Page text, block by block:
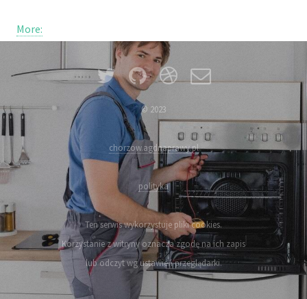
More:
© 2023
chorzow.agdnaprawy.pl
polityka
Ten serwis wykorzystuje pliki cookies.
Korzystanie z witryny oznacza zgodę na ich zapis
lub odczyt wg ustawień przeglądarki.